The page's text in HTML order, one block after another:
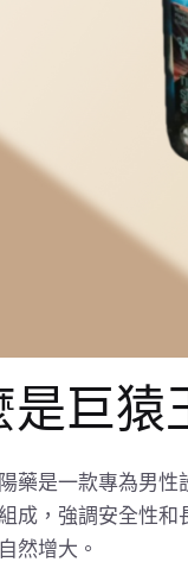
巨猿
藥是一款專為男
成，強調安全性
然增大。